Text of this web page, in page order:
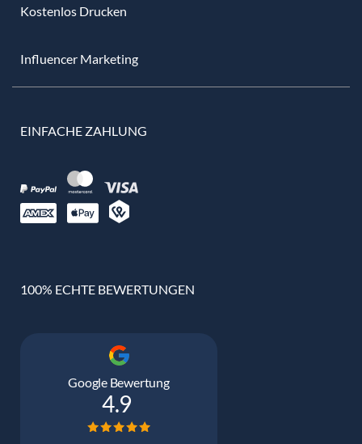
Kostenlos Drucken
Influencer Marketing
EINFACHE ZAHLUNG
100% ECHTE BEWERTUNGEN
Google Bewertung
4.9